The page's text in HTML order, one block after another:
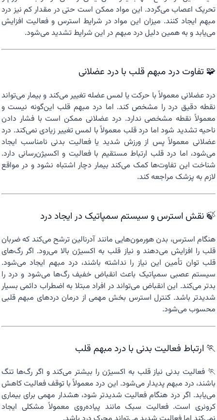
تحریک اعصاب می‌گردد. این مواد ممکن است حتی در مقدار کم نیز درد
مبهم ایجاد کنند. میزان این مواد در شرایط استرس و فعالیت افزایش
می‌یابد و به همین دلیل درد مبهم در این شرایط تشدید می‌شود.
🧩 تفاوت درد مبهم قلب با درد عضلانی
درد عضلانی معمولاً با حرکت یا لمس عضله تغییر می‌کند و بیمار می‌تواند
نقطه دقیق درد را مشخص کند. اما درد مبهم قلب این‌گونه نیست و
معمولاً نقطه مشخصی ندارد. درد عضلانی ممکن است با فشار دادن
ناحیه تشدید شود اما درد قلب معمولاً با لمس تغییر زیادی نمی‌کند. درد
عضلانی معمولاً پس از ورزش شدید یا فعالیت بدنی نامناسب ایجاد
می‌شود، اما درد قلب ارتباط مستقیم با فعالیت و اکسیژن‌رسانی دارد.
شناخت این تفاوت‌ها کمک می‌کند بیمار دچار اشتباه نشود و در مواقع
لازم به پزشک مراجعه کند.
🍃 نقش استرس و سیستم سمپاتیک در ایجاد درد
هنگام استرس، بدن هورمون‌هایی مانند آدرنالین ترشح می‌کند که ضربان
قلب را افزایش می‌دهند و نیاز قلب به اکسیژن بالا می‌رود. اگر رگ‌های
قلب توان تأمین این نیاز را نداشته باشند، درد مبهم ایجاد می‌شود.
سیستم عصبی سمپاتیک باعث انقباض خفیف رگ‌ها می‌شود و درد را
بدتر می‌کند. این انقباض می‌تواند در افراد مبتلا به اضطراب دائمی بسیار
شدیدتر باشد. کنترل استرس بخش مهمی از درمان دردهای مبهم قلبی
محسوب می‌شود.
🏃 ارتباط فعالیت بدنی با درد مبهم قلب
🏃 فعالیت بدنی نیاز قلب به اکسیژن را بیشتر می‌کند و اگر رگ‌ها تنگ
باشند، درد مبهم پدیدار می‌شود. این درد معمولاً با توقف فعالیت کاهش
می‌یابد. اگر درد هنگام فعالیت شدیدتر شود، هشدار مهمی برای بیماری
کرونری است. فعالیت سبک مانند پیاده‌روی معمولاً مشکلی ایجاد